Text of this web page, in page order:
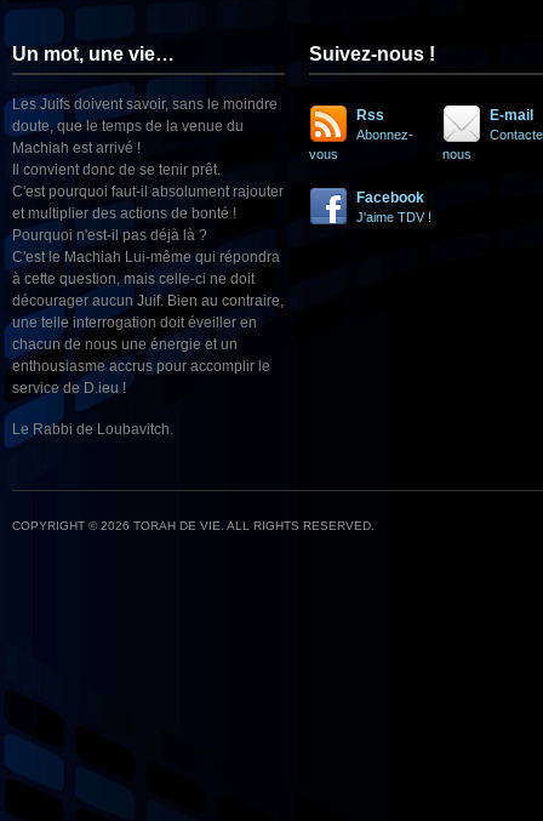
Un mot, une vie…
Les Juifs doivent savoir, sans le moindre
doute, que le temps de la venue du
Machiah est arrivé !
Il convient donc de se tenir prêt.
C'est pourquoi faut-il absolument rajouter
et multiplier des actions de bonté !
Pourquoi n'est-il pas déjà là ?
C'est le Machiah Lui-même qui répondra
à cette question, mais celle-ci ne doit
décourager aucun Juif. Bien au contraire,
une telle interrogation doit éveiller en
chacun de nous une énergie et un
enthousiasme accrus pour accomplir le
service de D.ieu !
Le Rabbi de Loubavitch.
Suivez-nous !
Rss
Abonnez-
vous
E-mail
nous
Facebook
J'aime TDV !
COPYRIGHT © 2026 TORAH DE VIE. ALL RIGHTS RESERVED.